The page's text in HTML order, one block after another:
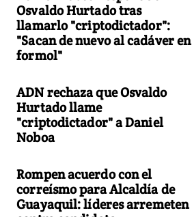
Osvaldo Hurtado tras
llamarlo "criptodictador":
"Sacan de nuevo al cadáver en
formol"
ADN rechaza que Osvaldo
Hurtado llame
"criptodictador" a Daniel
Noboa
Rompen acuerdo con el
correísmo para Alcaldía de
Guayaquil: líderes arremeten